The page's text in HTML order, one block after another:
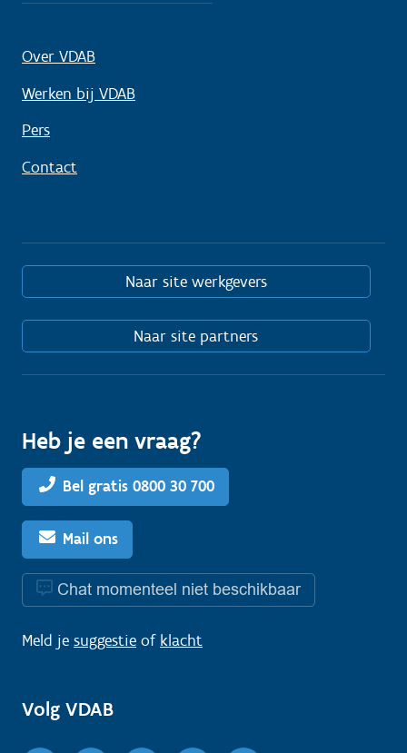
Over VDAB
Werken bij VDAB
Pers
Contact
Naar site werkgevers
Naar site partners
Heb je een vraag?
Bel gratis 0800 30 700
Mail ons
Chat momenteel niet beschikbaar
Meld je suggestie of klacht
Volg VDAB